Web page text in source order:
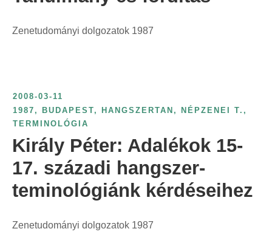
Zenetudományi dolgozatok 1987
2008-03-11
1987 , BUDAPEST, HANGSZERTAN , NÉPZENEI T. ,
TERMINOLÓGIA
Király Péter: Adalékok 15-
17. századi hangszer-
teminológiánk kérdéseihez
Zenetudományi dolgozatok 1987